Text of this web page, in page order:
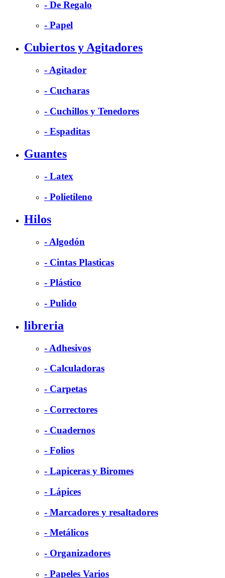
- De Regalo
- Papel
Cubiertos y Agitadores
- Agitador
- Cucharas
- Cuchillos y Tenedores
- Espaditas
Guantes
- Latex
- Polietileno
Hilos
- Algodón
- Cintas Plasticas
- Plástico
- Pulido
libreria
- Adhesivos
- Calculadoras
- Carpetas
- Correctores
- Cuadernos
- Folios
- Lapiceras y Biromes
- Lápices
- Marcadores y resaltadores
- Metálicos
- Organizadores
- Papeles Varios